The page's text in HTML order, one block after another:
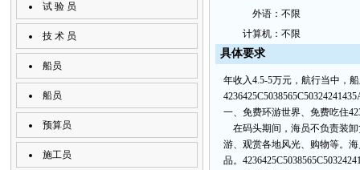
试 验 员
技 术 员
船员
船员
预算员
施工员
外语： 不限
计算机： 不限
具体要求
年收入4.5-5万元，航行当中，
一、免费环游世界、免费吃住
在码头期间，海员不负责装卸
游、观赏各地风光、购物等。
品。